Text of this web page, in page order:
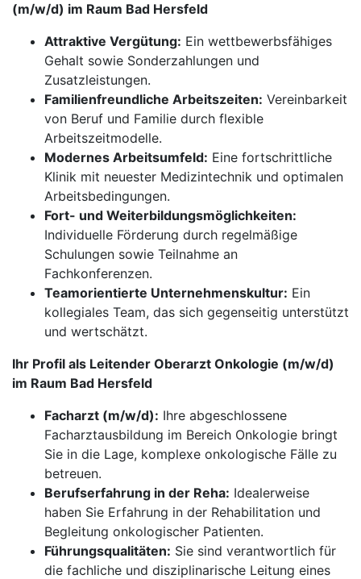
(m/w/d) im Raum Bad Hersfeld
Attraktive Vergütung: Ein wettbewerbsfähiges
Gehalt sowie Sonderzahlungen und
Zusatzleistungen.
Familienfreundliche Arbeitszeiten: Vereinbarkeit
von Beruf und Familie durch flexible
Arbeitszeitmodelle.
Modernes Arbeitsumfeld: Eine fortschrittliche
Klinik mit neuester Medizintechnik und optimalen
Arbeitsbedingungen.
Fort- und Weiterbildungsmöglichkeiten:
Individuelle Förderung durch regelmäßige
Schulungen sowie Teilnahme an
Fachkonferenzen.
Teamorientierte Unternehmenskultur: Ein
kollegiales Team, das sich gegenseitig unterstützt
und wertschätzt.
Ihr Profil als Leitender Oberarzt Onkologie (m/w/d)
im Raum Bad Hersfeld
Facharzt (m/w/d): Ihre abgeschlossene
Facharztausbildung im Bereich Onkologie bringt
Sie in die Lage, komplexe onkologische Fälle zu
betreuen.
Berufserfahrung in der Reha: Idealerweise
haben Sie Erfahrung in der Rehabilitation und
Begleitung onkologischer Patienten.
Führungsqualitäten: Sie sind verantwortlich für
die fachliche und disziplinarische Leitung eines